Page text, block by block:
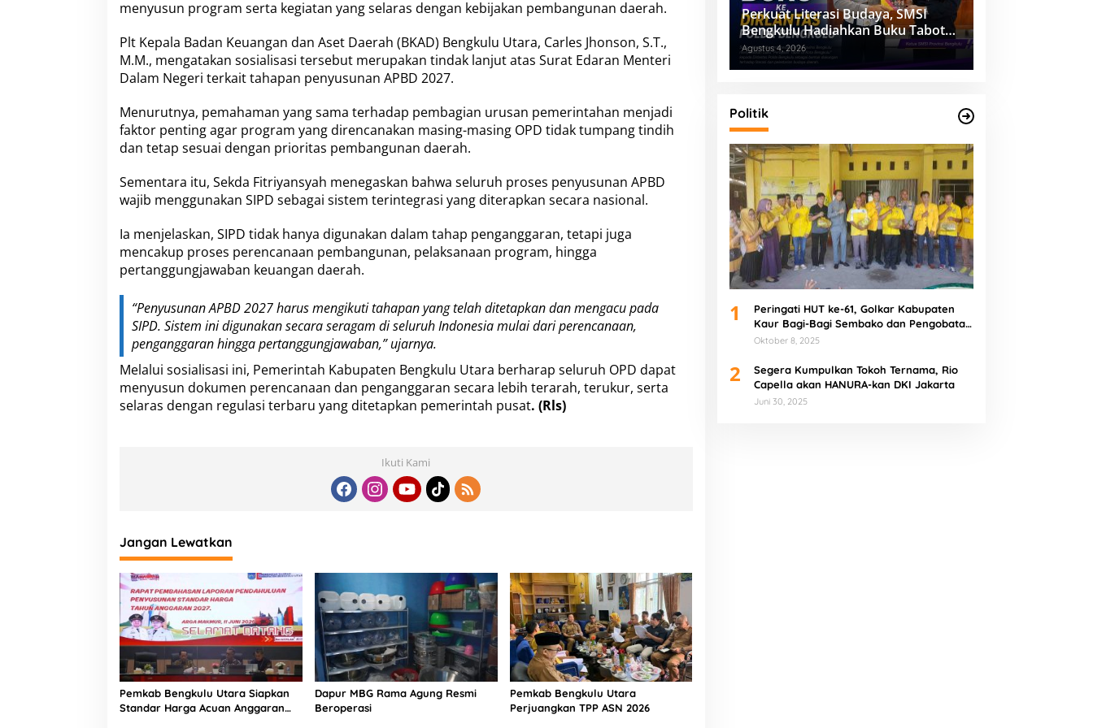
P
T
e
r
b
r
u
menyusun program serta kegiatan yang selaras dengan kebijakan pembangunan daerah.
Plt Kepala Badan Keuangan dan Aset Daerah (BKAD) Bengkulu Utara, Carles Jhonson, S.T.,
M.M., mengatakan sosialisasi tersebut merupakan tindak lanjut atas Surat Edaran Menteri
Dalam Negeri terkait tahapan penyusunan APBD 2027.
Menurutnya, pemahaman yang sama terhadap pembagian urusan pemerintahan menjadi
faktor penting agar program yang direncanakan masing-masing OPD tidak tumpang tindih
dan tetap sesuai dengan prioritas pembangunan daerah.
Sementara itu, Sekda Fitriyansyah menegaskan bahwa seluruh proses penyusunan APBD
wajib menggunakan SIPD sebagai sistem terintegrasi yang diterapkan secara nasional.
Ia menjelaskan, SIPD tidak hanya digunakan dalam tahap penganggaran, tetapi juga
mencakup proses perencanaan pembangunan, pelaksanaan program, hingga
pertanggungjawaban keuangan daerah.
“Penyusunan APBD 2027 harus mengikuti tahapan yang telah ditetapkan dan mengacu pada
SIPD. Sistem ini digunakan secara seragam di seluruh Indonesia mulai dari perencanaan,
penganggaran hingga pertanggungjawaban,” ujarnya.
Melalui sosialisasi ini, Pemerintah Kabupaten Bengkulu Utara berharap seluruh OPD dapat
menyusun dokumen perencanaan dan penganggaran secara lebih terarah, terukur, serta
selaras dengan regulasi terbaru yang ditetapkan pemerintah pusat. (Rls)
Ikuti Kami
Jangan Lewatkan
Pemkab Bengkulu Utara Siapkan
Standar Harga Acuan Anggaran
Dapur MBG Rama Agung Resmi
Beroperasi
Pemkab Bengkulu Utara
Perjuangkan TPP ASN 2026
Perkuat Literasi Budaya, SMSI
Bengkulu Hadiahkan Buku Tabot
untuk Dirlantas Polda
Agustus 4, 2026
Politik
1
Peringati HUT ke-61, Golkar Kabupaten
Kaur Bagi-Bagi Sembako dan Pengobatan
Gratis
Oktober 8, 2025
2
Segera Kumpulkan Tokoh Ternama, Rio
Capella akan HANURA-kan DKI Jakarta
Juni 30, 2025